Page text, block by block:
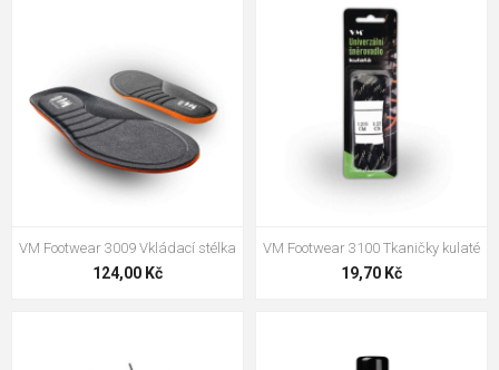
VM Footwear 3009 Vkládací stélka
124,00 Kč
VM Footwear 3100 Tkaničky kulaté
19,70 Kč